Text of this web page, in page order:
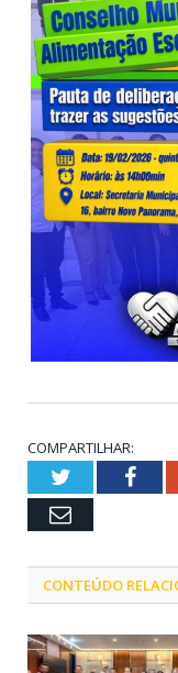
COMPARTILHAR:
Twitter
Email
CONTEÚDO